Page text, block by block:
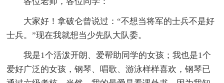
大家好！拿破仑曾说过：“不想当将军的士兵不是好
士兵。”现在我就想当少先队大队委。
我是1个活泼开朗、爱帮助同学的女孩；我也是1个
爱好广泛的女孩，钢琴、唱歌、游泳样样喜欢，钢琴已